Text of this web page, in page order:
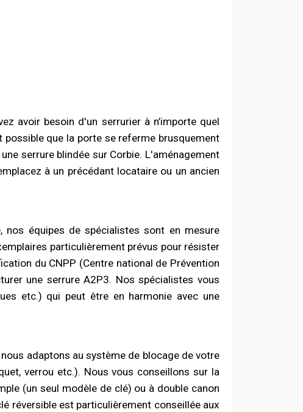
avoir besoin d'un serrurier à n’importe quel
que la porte se referme brusquement
serrure blindée sur Corbie. L'aménagement
à un précédant locataire ou un ancien
équipes de spécialistes sont en mesure
particulièrement prévus pour résister
du CNPP (Centre national de Prévention
une serrure A2P3. Nos spécialistes vous
etc.) qui peut être en harmonie avec une
adaptons au système de blocage de votre
verrou etc.). Nous vous conseillons sur la
(un seul modèle de clé) ou à double canon
réversible est particulièrement conseillée aux